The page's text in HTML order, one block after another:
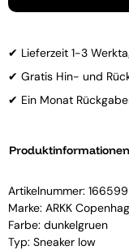
✔ Lieferzeit 1-3
✔ Gratis Hin- und
✔ Ein Monat
Produktinformationen
Artikelnummer:
Marke: ARKK
Farbe: dunkelgruen
Typ: Sneaker low